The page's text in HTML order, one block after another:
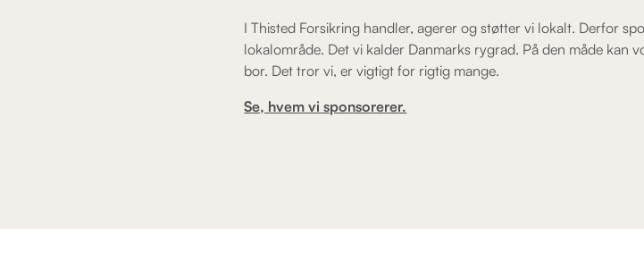
I Thisted Forsikring handler, agerer og støtter vi lokalt. Derfor
lokalområde. Det vi kalder Danmarks rygrad. På den måde kan
bor. Det tror vi, er vigtigt for rigtig mange.
Se, hvem vi sponsorerer.